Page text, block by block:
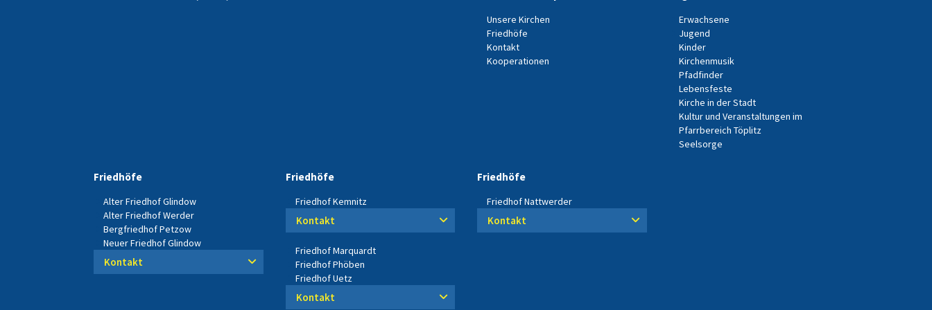
Unsere Kirchen
Friedhöfe
Kontakt
Kooperationen
Erwachsene
Jugend
Kinder
Kirchenmusik
Pfadfinder
Lebensfeste
Kirche in der Stadt
Kultur und Veranstaltungen im
Pfarrbereich Töplitz
Seelsorge
Friedhöfe
Alter Friedhof Glindow
Alter Friedhof Werder
Bergfriedhof Petzow
Neuer Friedhof Glindow
Kontakt
Friedhöfe
Friedhof Kemnitz
Kontakt
Friedhof Marquardt
Friedhof Phöben
Friedhof Uetz
Kontakt
Friedhöfe
Friedhof Nattwerder
Kontakt